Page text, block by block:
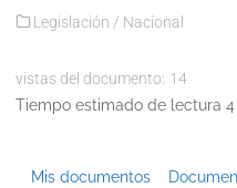
Legislación / Nacional
vistas del documento: 14
Tiempo estimado de lectura
Mis documentos